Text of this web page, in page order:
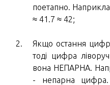
поетапно.
≈ 41.7 ≈ 42;
Якщо остання
тоді цифра
вона НЕПАРНА.
- непарна